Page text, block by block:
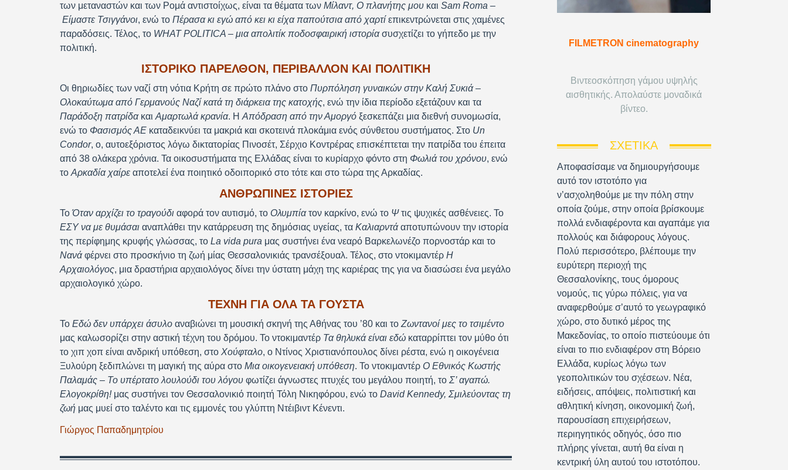
των μεταναστών και των Ρομά αντιστοίχως, είναι τα θέματα των Μίλαντ, Ο πλανήτης μου και Sam Roma –
Είμαστε Τσιγγάνοι, ενώ το Πέρασα κι εγώ από κει κι είχα παπούτσια από χαρτί επικεντρώνεται στις χαμένες
παραδόσεις. Τέλος, το WHAT POLITICA – μια απολιτίκ ποδοσφαιρική ιστορίασυσχετίζει το γήπεδο με την
πολιτική.
ΙΣΤΟΡΙΚΌ ΠΑΡΕΛΘΌΝ, ΠΕΡΙΒΆΛΛΟΝ ΚΑΙ ΠΟΛΙΤΙΚΉ
Οι θηριωδίες των ναζί στη νότια Κρήτη σε πρώτο πλάνο στο Πυρπόληση γυναικών στην Καλή Συκιά –
Ολοκαύτωμα από Γερμανούς Ναζί κατά τη διάρκεια της κατοχής, ενώ την ίδια περίοδο εξετάζουν και τα
Παράδοξη πατρίδακαι Αμαρτωλά κρανία. Η Απόδραση από την Αμοργό ξεσκεπάζει μια διεθνή συνομωσία,
ενώ το Φασισμός ΑΕ καταδεικνύει τα μακριά και σκοτεινά πλοκάμια ενός σύνθετου συστήματος. Στο Un
Condor, ο, αυτοεξόριστος λόγω δικτατορίας Πινοσέτ, Σέρχιο Κοντρέρας επισκέπτεται την πατρίδα του έπειτα
από 38 ολάκερα χρόνια. Τα οικοσυστήματα της Ελλάδας είναι το κυρίαρχο φόντο στη Φωλιά του χρόνου, ενώ
το Αρκαδία χαίρε αποτελεί ένα ποιητικό οδοιπορικό στο τότε και στο τώρα της Αρκαδίας.
ΑΝΘΡΏΠΙΝΕΣ ΙΣΤΟΡΊΕΣ
Το Όταν αρχίζει το τραγούδι αφορά τον αυτισμό, το Ολυμπίατον καρκίνο, ενώ το Ψτις ψυχικές ασθένειες. Το
ΕΣΥ να με θυμάσαι αναπλάθει την κατάρρευση της δημόσιας υγείας, τα Καλιαρντά αποτυπώνουν την ιστορία
της περίφημης κρυφής γλώσσας, το La vida pura μας συστήνει ένα νεαρό Βαρκελωνέζο πορνοστάρ και το
Νανάφέρνει στο προσκήνιο τη ζωή μίας Θεσσαλονικιάς τρανσέξουαλ. Τέλος, στο ντοκιμαντέρ Η
Αρχαιολόγος, μια δραστήρια αρχαιολόγος δίνει την ύστατη μάχη της καριέρας της για να διασώσει ένα μεγάλο
αρχαιολογικό χώρο.
ΤΈΧΝΗ ΓΙΑ ΌΛΑ ΤΑ ΓΟΎΣΤΑ
Το Εδώ δεν υπάρχει άσυλο αναβιώνει τη μουσική σκηνή της Αθήνας του ’80 και το Ζωντανοί μες το τσιμέντο
μας καλωσορίζει στην αστική τέχνη του δρόμου. Το ντοκιμαντέρ Τα θηλυκά είναι εδώ καταρρίπτει τον μύθο ότι
το χιπ χοπ είναι ανδρική υπόθεση, στο Χούφταλο, ο Ντίνος Χριστιανόπουλος δίνει ρέστα, ενώ η οικογένεια
Ξυλούρη ξεδιπλώνει τη μαγική της αύρα στο Μια οικογενειακή υπόθεση. Το ντοκιμαντέρ Ο Εθνικός Κωστής
Παλαμάς – Το υπέρτατο λουλούδι του λόγου φωτίζει άγνωστες πτυχές του μεγάλου ποιητή, το Σ’ αγαπώ.
Ελογοκρίθη!μας συστήνει τον Θεσσαλονικιό ποιητή Τόλη Νικηφόρου, ενώ το David Kennedy, Σμιλεύοντας τη
ζωή μας μυεί στο ταλέντο και τις εμμονές του γλύπτη Ντέιβιντ Κένεντι.
Γιώργος Παπαδημητρίου
FILMETRON cinematography
Βιντεοσκόπηση γάμου υψηλής
αισθητικής. Απολαύστε μοναδικά
βίντεο.
ΣΧΕΤΙΚΆ
Αποφασίσαμε να δημιουργήσουμε
αυτό τον ιστοτόπο για
ν’ασχοληθούμε με την πόλη στην
οποία ζούμε, στην οποία βρίσκουμε
πολλά ενδιαφέροντα και αγαπάμε για
πολλούς και διάφορους λόγους.
Πολύ περισσότερο, βλέπουμε την
ευρύτερη περιοχή της
Θεσσαλονίκης, τους όμορους
νομούς, τις γύρω πόλεις, για να
αναφερθούμε σ’αυτό το γεωγραφικό
χώρο, στο δυτικό μέρος της
Μακεδονίας, το οποίο πιστεύουμε ότι
είναι το πιο ενδιαφέρον στη Βόρειο
Ελλάδα, κυρίως λόγω των
γεοπολιτικών του σχέσεων. Νέα,
ειδήσεις, απόψεις, πολιτιστική και
αθλητική κίνηση, οικονομική ζωή,
παρουσίαση επιχειρήσεων,
περιηγητικός οδηγός, όσο πιο
πλήρης γίνεται, αυτή θα είναι η
κεντρική ύλη αυτού του ιστοτόπου.